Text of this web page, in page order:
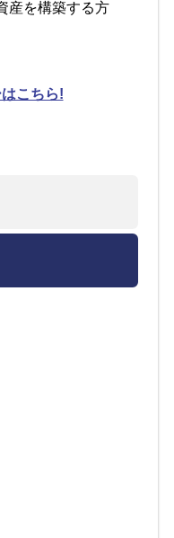
産を構築する方
こちら!